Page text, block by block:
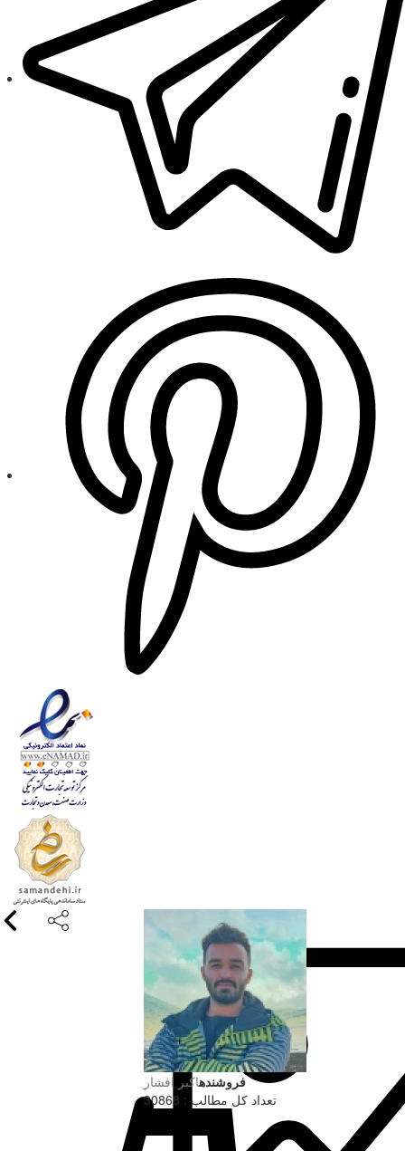
فروشندهاکبر افشار
تعداد کل مطالب : 30868